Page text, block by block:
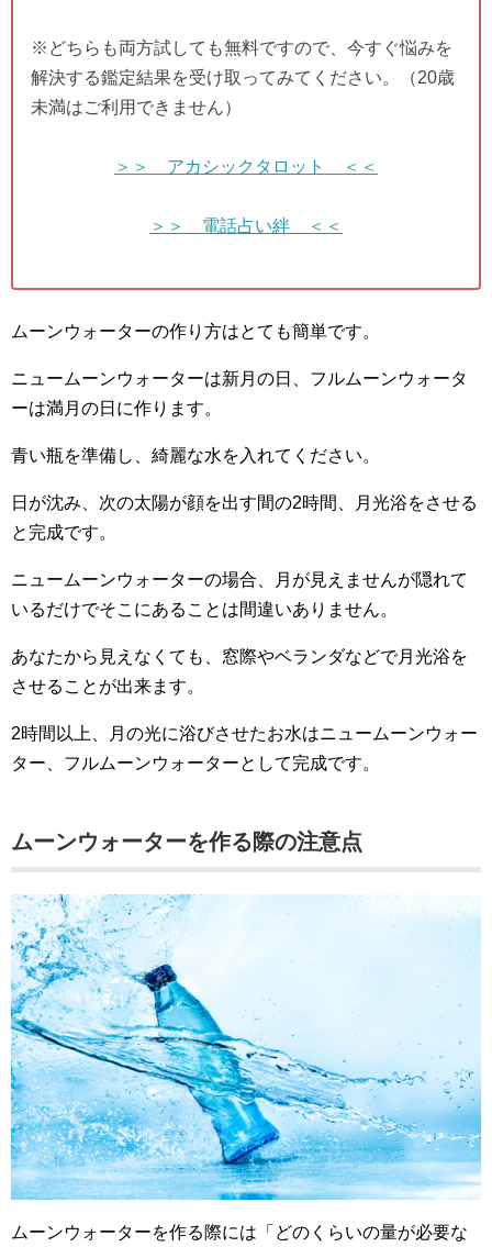
※どちらも両方試しても無料ですので、今すぐ悩みを
解決する鑑定結果を受け取ってみてください。（20歳
未満はご利用できません）
＞＞ アカシックタロット ＜＜
＞＞ 電話占い絆 ＜＜
ムーンウォーターの作り方はとても簡単です。
ニュームーンウォーターは新月の日、フルムーンウォータ
ーは満月の日に作ります。
青い瓶を準備し、綺麗な水を入れてください。
日が沈み、次の太陽が顔を出す間の2時間、月光浴をさせる
と完成です。
ニュームーンウォーターの場合、月が見えませんが隠れて
いるだけでそこにあることは間違いありません。
あなたから見えなくても、窓際やベランダなどで月光浴を
させることが出来ます。
2時間以上、月の光に浴びさせたお水はニュームーンウォー
ター、フルムーンウォーターとして完成です。
ムーンウォーターを作る際の注意点
ムーンウォーターを作る際には「どのくらいの量が必要な